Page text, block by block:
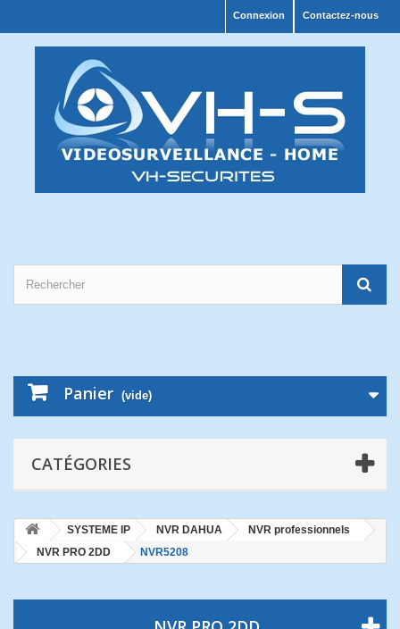
Contactez-nous
Connexion
Panier (vide)
CATÉGORIES
SYSTEME IP NVR DAHUA
NVR professionnels
NVR PRO 2DD
NVR5208